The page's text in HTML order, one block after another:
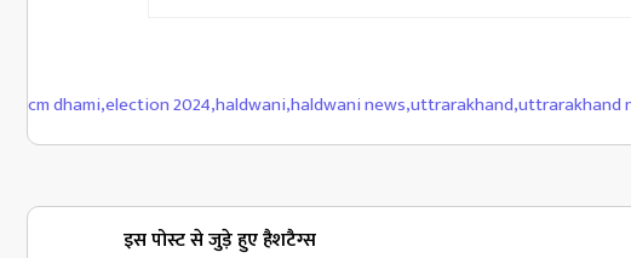
cm dhami,election 2024,haldwani,haldwani news,uttrarakhand,uttrarakhand
इस पोस्ट से जुड़े हुए हैशटैग्स